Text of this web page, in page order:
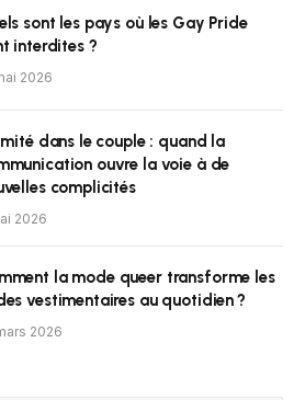
sont les pays où les Gay Pride
interdites ?
2026
dans le couple : quand la
ouvre la voie à de
complicités
2026
la mode queer transforme les
vestimentaires au quotidien ?
2026